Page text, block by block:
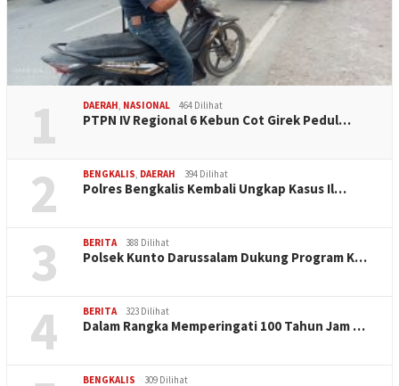
1 DAERAH NASIONAL 464 Dilihat
PTPN IV Regional 6 Kebun Cot Girek Pedul…
2 BENGKALIS DAERAH 394 Dilihat
Polres Bengkalis Kembali Ungkap Kasus Il…
3 BERITA 388 Dilihat
Polsek Kunto Darussalam Dukung Program K…
4 BERITA 323 Dilihat
Dalam Rangka Memperingati 100 Tahun Jam …
BENGKALIS 309 Dilihat